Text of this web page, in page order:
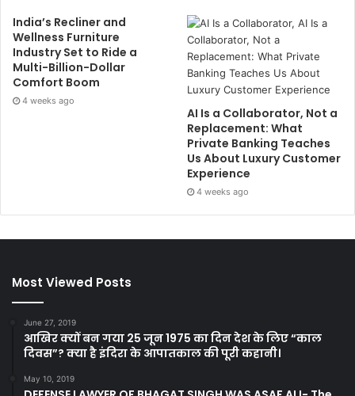
India’s Recliner and
Wellness Furniture
Industry Set to Ride a
Multi-Billion-Dollar
Comfort Boom
4 weeks ago
AI Is a Collaborator, Not a
Replacement: What
Private Banking Teaches
Us About Luxury Customer
Experience
4 weeks ago
Most Viewed Posts
June 27, 2019
आखिर क्यों बन गया 25 जून 1975 का दिन देश के लिए “काल
दिवस”? क्या है इंदिरा के आपातकाल की पूरी कहानी।
May 10, 2019